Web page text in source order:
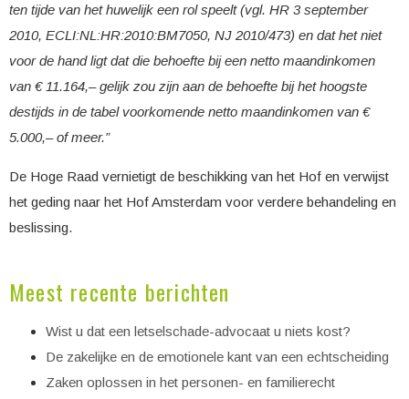
ten tijde van het huwelijk een rol speelt (vgl. HR 3 september
2010, ECLI:NL:HR:2010:BM7050, NJ 2010/473) en dat het niet
voor de hand ligt dat die behoefte bij een netto maandinkomen
van € 11.164,– gelijk zou zijn aan de behoefte bij het hoogste
destijds in de tabel voorkomende netto maandinkomen van €
5.000,– of meer.”
De Hoge Raad vernietigt de beschikking van het Hof en verwijst
het geding naar het Hof Amsterdam voor verdere behandeling en
beslissing.
Meest recente berichten
Wist u dat een letselschade-advocaat u niets kost?
De zakelijke en de emotionele kant van een echtscheiding
Zaken oplossen in het personen- en familierecht